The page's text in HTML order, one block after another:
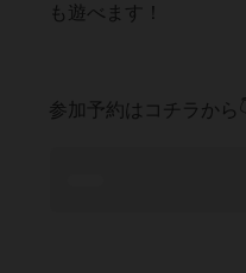
も遊べます！
参加予約はコチラから👇